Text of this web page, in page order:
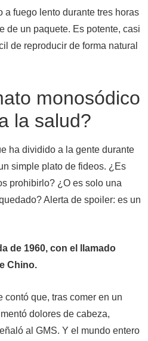
a fuego lento durante tres horas
de un paquete. Es potente, casi
de reproducir de forma natural
monosódico
la salud?
ha dividido a la gente durante
simple plato de fideos. ¿Es
prohibirlo? ¿O es solo una
Alerta de spoiler: es un
de 1960, con el llamado
Chino.
que, tras comer en un
dolores de cabeza,
al GMS. Y el mundo entero